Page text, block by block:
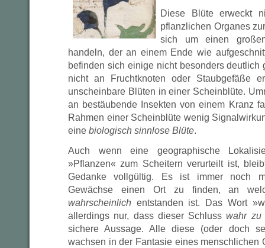
Diese Blüte erweckt
pflanzlichen Organes
sich um einen
handeln, der an einem Ende wie
befinden sich einige nicht besonders deutlich
nicht an Fruchtknoten oder Staubgefäße
unscheinbare Blüten in einer Scheinblüte.
an bestäubende Insekten von einem Kranz
Rahmen einer Scheinblüte wenig
eine biologisch sinnlose Blüte.
Auch wenn eine geographische
»Pflanzen« zum Scheitern verurteilt ist,
Gedanke vollgültig. Es ist immer noch
Gewächse einen Ort zu finden, an
wahrscheinlich entstanden ist. Das Wort
allerdings nur, dass dieser Schlusswahr zu
sichere Aussage. Alle diese (oder doch
wachsen in der Fantasie eines menschlichen